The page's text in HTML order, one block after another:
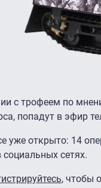
с трофеем по
попадут в эфир
уже открыто: 14
социальных сетях.
, чтобы